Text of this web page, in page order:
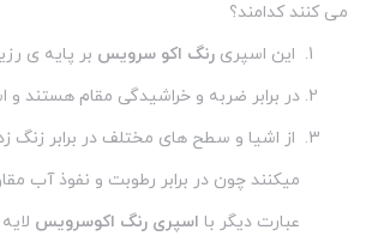
می کنند کدامند؟
این اسپری رنگ اکو سرویس بر پایه ی
در برابر ضربه و خراشیدگی مقام هستند و
از اشیا و سطح های مختلف در برابر زنگ
میکنند چون در برابر رطوبت و نفوذ آب
عبارت دیگر با اسپری رنگ اکوسرویس